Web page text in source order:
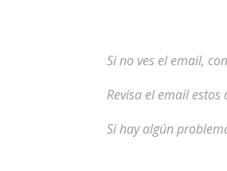
Si no ves el email,
Revisa el email
Si hay algún